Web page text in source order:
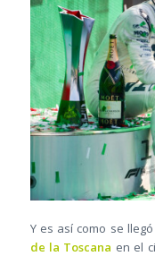
Y es así como se
de la Toscana en el